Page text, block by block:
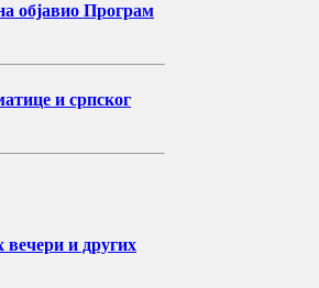
објавио Програм
и српског
вечери и других